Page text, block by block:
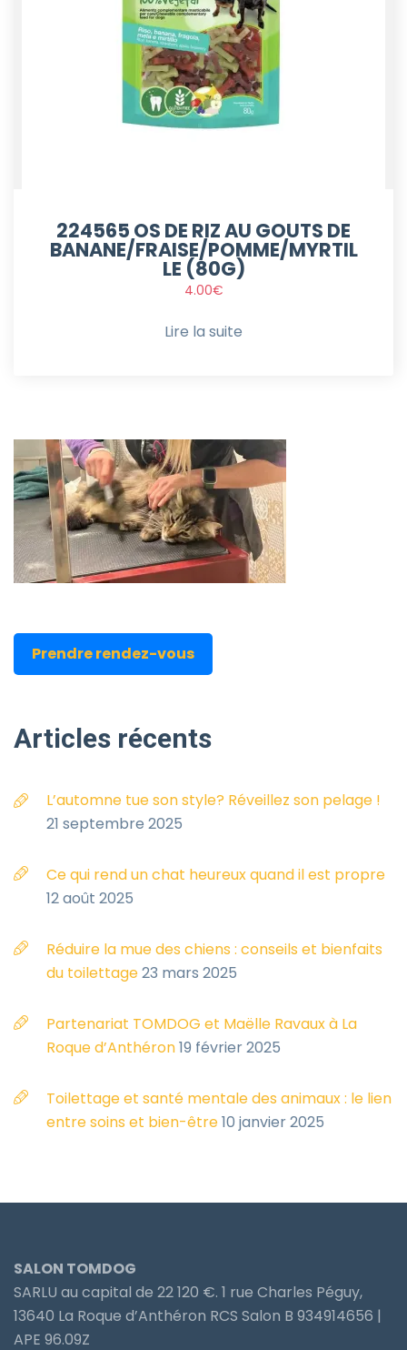
224565 OS DE RIZ AU GOUTS DE
BANANE/FRAISE/POMME/MYRTIL
LE (80G)
4.00€
Lire la suite
Prendre rendez-vous
Articles récents
L’automne tue son style? Réveillez son pelage !
21 septembre 2025
Ce qui rend un chat heureux quand il est propre
12 août 2025
Réduire la mue des chiens : conseils et bienfaits
du toilettage23 mars 2025
Partenariat TOMDOG et Maëlle Ravaux à La
Roque d’Anthéron19 février 2025
Toilettage et santé mentale des animaux : le lien
entre soins et bien-être10 janvier 2025
SALON TOMDOG
SARLU au capital de 22 120 €. 1 rue Charles Péguy,
13640 La Roque d’Anthéron RCS Salon B 934914656 |
APE 96.09Z